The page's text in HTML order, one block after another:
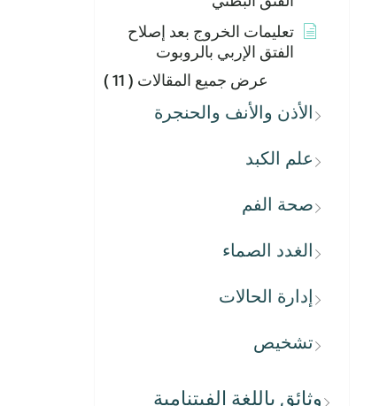
تعليمات الخروج بعد إصلاح
الفتق الإربي بالروبوت
عرض جميع المقالات ( 11 )
الأذن والأنف والحنجرة
علم الكبد
صحة الفم
الغدد الصماء
إدارة الحالات
تشخيص
وثائق باللغة الفيتنامية